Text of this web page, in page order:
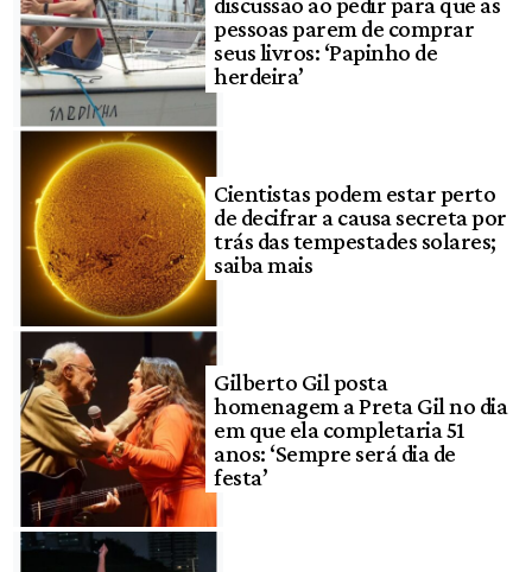
pessoas parem de comprar
seus livros: ‘Papinho de
herdeira’
Cientistas podem estar perto
de decifrar a causa secreta por
trás das tempestades solares;
saiba mais
Gilberto Gil posta
homenagem a Preta Gil no dia
em que ela completaria 51
anos: ‘Sempre será dia de
festa’